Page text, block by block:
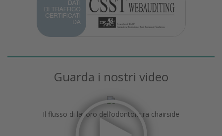
Guarda i nostri video
Il flusso di lavoro dell’odontoiatra chairside